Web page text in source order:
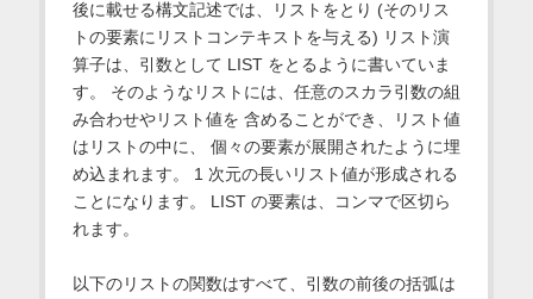
後に載せる構文記述では、リストをとり (そのリス
トの要素にリストコンテキストを与える) リスト演
算子は、引数として LIST をとるように書いていま
す。 そのようなリストには、任意のスカラ引数の組
み合わせやリスト値を 含めることができ、リスト値
はリストの中に、 個々の要素が展開されたように埋
め込まれます。 1 次元の長いリスト値が形成される
ことになります。 LIST の要素は、コンマで区切ら
れます。
以下のリストの関数はすべて、引数の前後の括弧は